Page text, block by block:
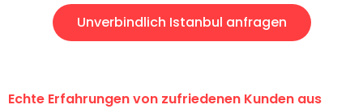
Unverbindlich Istanbul anfragen
Echte Erfahrungen von zufriedenen Kunden aus